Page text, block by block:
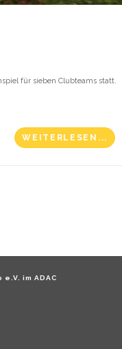
für sieben Clubteams statt.
WEITERLESEN...
im ADAC